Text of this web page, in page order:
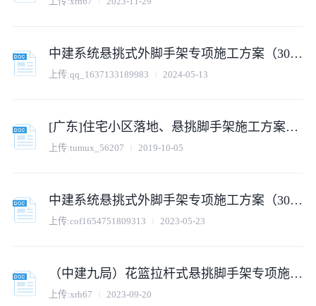
中建系统悬挑式外脚手架专项施工方案（30P）
上传:qq_1637133189983 2024-05-13
[广东]住宅小区落地、悬挑脚手架施工方案（中建）
上传:tumux_56207 2019-10-05
中建系统悬挑式外脚手架专项施工方案（30P）.doc
上传:cof1654751809313 2023-05-23
（中建九局）花篮拉杆式悬挑脚手架专项施工方案
上传:xrh67 2023-09-20